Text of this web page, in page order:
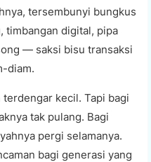
tersembunyi bungkus
timbangan digital, pipa
— saksi bisu transaksi
diam.
kecil. Tapi bagi
tak pulang. Bagi
pergi selamanya.
bagi generasi yang